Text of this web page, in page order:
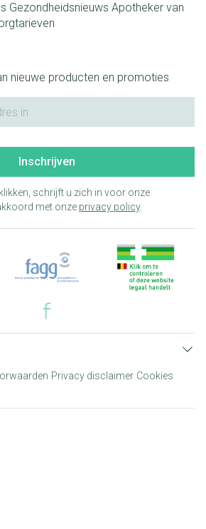
Gezondheidsnieuws Apotheker van
nieuwe producten en promoties
Inschrijven
schrijft u zich in voor onze
met onze privacy policy.
Privacy disclaimer Cookies